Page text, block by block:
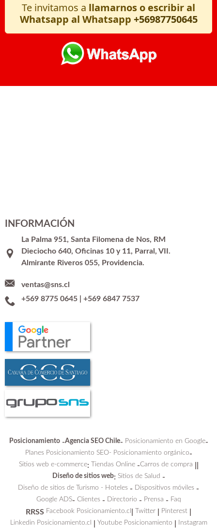
Te invitamos a llamarnos o escribir al
Whatsapp al Whatsapp +56987750645
INFORMACIÓN
La Palma 951, Santa Filomena de Nos, RM
Dieciocho 640, Oficinas 10 y 11, Parral, VII.
Almirante Riveros 055, Providencia.
ventas@sns.cl
+569 8775 0645| +569 6847 7537
Posicionamiento-Agencia SEO Chile- Posicionamiento en Google-
Planes Posicionamiento SEO- Posicionamiento orgánico-
Sitios web e-commerce: Tiendas Online-Carros de compra
Diseño de sitios web: Sitios de Salud -
Diseño de sitios de Turismo - Hoteles - Dispositivos móviles -
Google ADS- Clientes- Directorio - Prensa - Faq
RRSS Facebook Posicionamiento.cl Twitter Pinterest
Linkedin Posicionamiento.cl Youtube Posicionamiento Instagram